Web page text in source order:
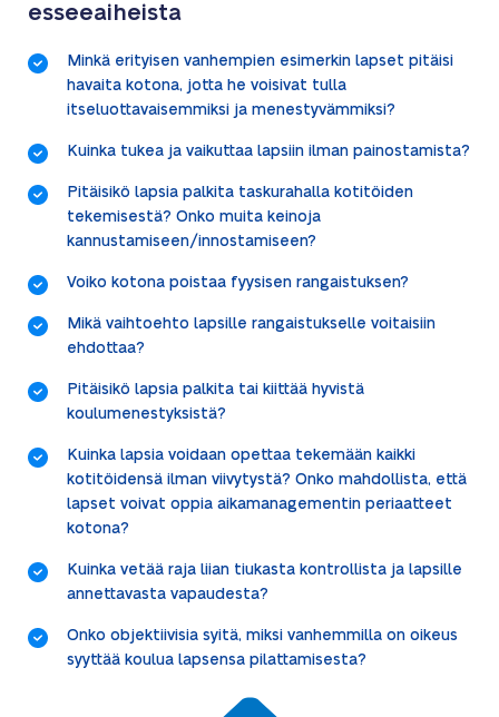
esseeaiheista
Minkä erityisen vanhempien esimerkin lapset pitäisi
havaita kotona, jotta he voisivat tulla
itseluottavaisemmiksi ja menestyvämmiksi?
Kuinka tukea ja vaikuttaa lapsiin ilman painostamista?
Pitäisikö lapsia palkita taskurahalla kotitöiden
tekemisestä? Onko muita keinoja
kannustamiseen/innostamiseen?
Voiko kotona poistaa fyysisen rangaistuksen?
Mikä vaihtoehto lapsille rangaistukselle voitaisiin
ehdottaa?
Pitäisikö lapsia palkita tai kiittää hyvistä
koulumenestyksistä?
Kuinka lapsia voidaan opettaa tekemään kaikki
kotitöidensä ilman viivytystä? Onko mahdollista, että
lapset voivat oppia aikamanagementin periaatteet
kotona?
Kuinka vetää raja liian tiukasta kontrollista ja lapsille
annettavasta vapaudesta?
Onko objektiivisia syitä, miksi vanhemmilla on oikeus
syyttää koulua lapsensa pilattamisesta?